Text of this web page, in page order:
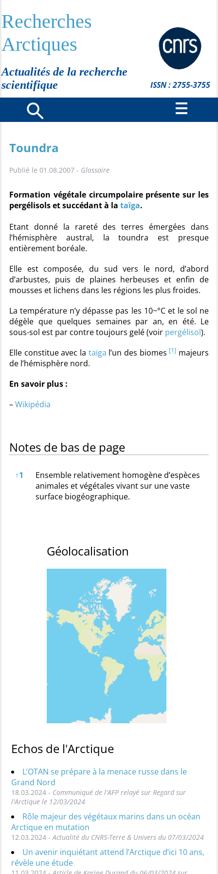
Recherches
Arctiques
Actualités de la recherche
scientifique
ISSN : 2755-3755
Toundra
Publié le 01.08.2007 - Glossaire
Formation végétale circumpolaire présente sur les
pergélisols et succédant à la taïga.
Etant donné la rareté des terres émergées dans
l’hémisphère austral, la toundra est presque
entièrement boréale.
Elle est composée, du sud vers le nord, d’abord
d’arbustes, puis de plaines herbeuses et enfin de
mousses et lichens dans les régions les plus froides.
La température n’y dépasse pas les 10~°C et le sol ne
dégèle que quelques semaines par an, en été. Le
sous-sol est par contre toujours gelé (voir pergélisol).
Elle constitue avec la taïga l’un des biomes [1] majeurs
de l’hémisphère nord.
En savoir plus :
–Wikipédia
Notes de bas de page
↑1
Ensemble relativement homogène d’espèces
animales et végétales vivant sur une vaste
surface biogéographique.
Géolocalisation
Echos de l'Arctique
L’OTAN se prépare à la menace russe dans le
Grand Nord
18.03.2024 - Communiqué de l'AFP relayé sur Regard sur
l'Arctique le 12/03/2024
Rôle majeur des végétaux marins dans un océan
Arctique en mutation
12.03.2024 -Actualité du CNRS-Terre & Univers du 07/03/2024
Un avenir inquiétant attend l’Arctique d’ici 10 ans,
révèle une étude